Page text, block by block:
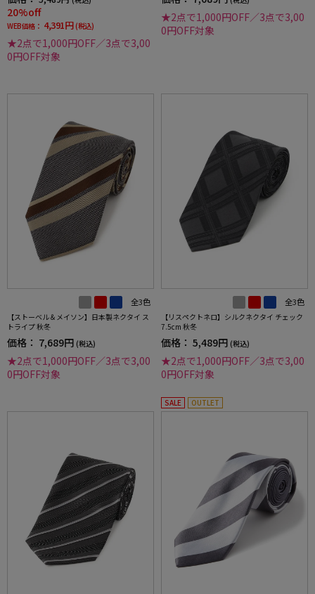
20%off
WEB価格： 4,391円 (税込)
★2点で1,000円OFF／3点で3,00
0円OFF対象
★2点で1,000円OFF／3点で3,00
0円OFF対象
全3色
【ストーベル＆メイソン】日本製ネクタイ ス
トライプ 秋冬
価格： 7,689円 (税込)
★2点で1,000円OFF／3点で3,00
0円OFF対象
全3色
【リスペクトネロ】シルクネクタイ チェック
7.5cm 秋冬
価格： 5,489円 (税込)
★2点で1,000円OFF／3点で3,00
0円OFF対象
SALE OUTLET